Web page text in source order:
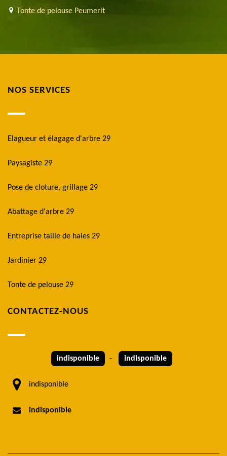
Tonte de pelouse Peumerit
NOS SERVICES
Elagueur et élagage d'arbre 29
Paysagiste 29
Pose de cloture, grillage 29
Abattage d'arbre 29
Entreprise taille de haies 29
Jardinier 29
Tonte de pelouse 29
CONTACTEZ-NOUS
indisponible - indisponible
indisponible
indisponible